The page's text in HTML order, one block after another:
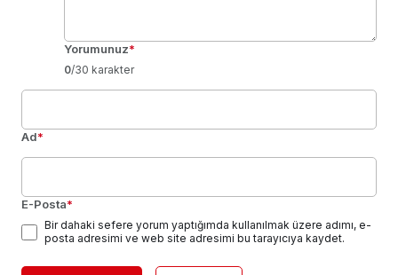
Yorumunuz*
0/30 karakter
Ad*
E-Posta*
Bir dahaki sefere yorum yaptığımda kullanılmak üzere adımı, e-
posta adresimi ve web site adresimi bu tarayıcıya kaydet.